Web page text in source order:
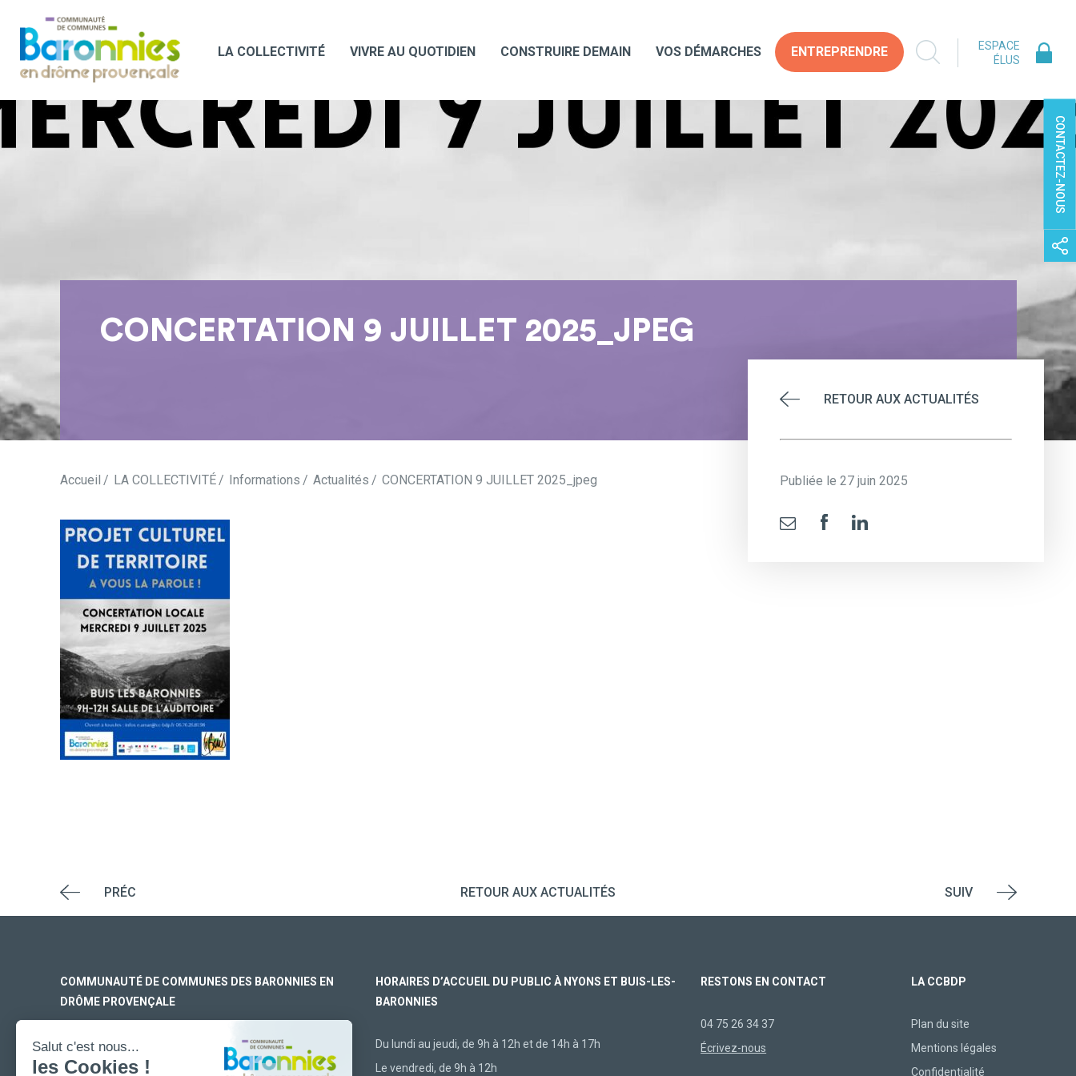
LA COLLECTIVITÉ VIVRE AU QUOTIDIEN CONSTRUIRE DEMAIN VOS DÉMARCHES ENTREPRENDRE
ESPACE
ÉLUS
CONTACTEZ-NOUS
CONCERTATION 9 JUILLET 2025_JPEG
Accueil LA COLLECTIVITÉ Informations Actualités CONCERTATION 9 JUILLET 2025_jpeg
RETOUR AUX ACTUALITÉS
Publiée le 27 juin 2025
PRÉC RETOUR AUX ACTUALITÉS SUIV
COMMUNAUTÉ DE COMMUNES DES BARONNIES EN
DRÔME PROVENÇALE
SIÈGE SOCIAL
170 rue Ferdinand Fert
HORAIRES D’ACCUEIL DU PUBLIC À NYONS ET BUIS-LES-
BARONNIES
Du lundi au jeudi, de 9h à 12h et de 14h à 17h
Le vendredi, de 9h à 12h
RESTONS EN CONTACT
04 75 26 34 37
Écrivez-nous
LA CCBDP
Plan du site
Mentions légales
Confidentialité